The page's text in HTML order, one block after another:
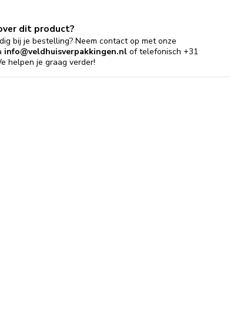
dit product?
bij je bestelling? Neem contact op met onze
info@veldhuisverpakkingen.nl of telefonisch +31
helpen je graag verder!